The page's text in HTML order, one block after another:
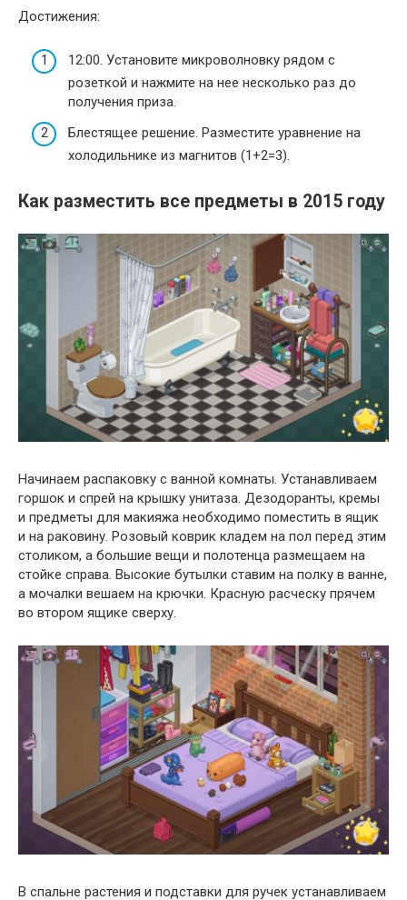
Достижения:
12:00. Установите микроволновку рядом с
розеткой и нажмите на нее несколько раз до
получения приза.
Блестящее решение. Разместите уравнение на
холодильнике из магнитов (1+2=3).
Как разместить все предметы в 2015 году
Начинаем распаковку с ванной комнаты. Устанавливаем
горшок и спрей на крышку унитаза. Дезодоранты, кремы
и предметы для макияжа необходимо поместить в ящик
и на раковину. Розовый коврик кладем на пол перед этим
столиком, а большие вещи и полотенца размещаем на
стойке справа. Высокие бутылки ставим на полку в ванне,
а мочалки вешаем на крючки. Красную расческу прячем
во втором ящике сверху.
В спальне растения и подставки для ручек устанавливаем